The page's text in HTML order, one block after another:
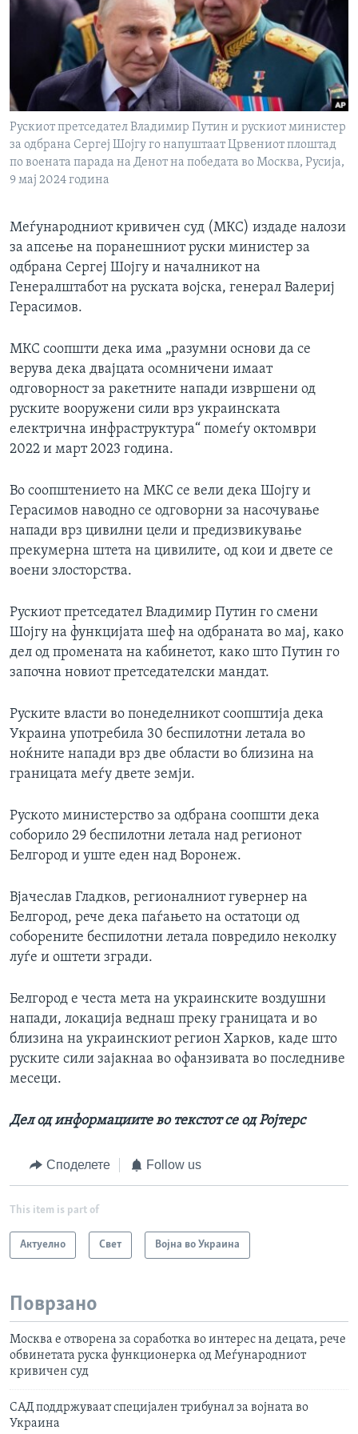
ИНТЕРВЈУА
Јазици
Рускиот претседател Владимир Путин и рускиот министер
за одбрана Сергеј Шојгу го напуштаат Црвениот плоштад
по воената парада на Денот на победата во Москва, Русија,
9 мај 2024 година
Меѓународниот кривичен суд (МКС) издаде налози
за апсење на поранешниот руски министер за
одбрана Сергеј Шојгу и началникот на
Генералштабот на руската војска, генерал Валериј
Герасимов.
МКС соопшти дека има „разумни основи да се
верува дека двајцата осомничени имаат
одговорност за ракетните напади извршени од
руските вооружени сили врз украинската
електрична инфраструктура“ помеѓу октомври
2022 и март 2023 година.
Во соопштението на МКС се вели дека Шојгу и
Герасимов наводно се одговорни за насочување
напади врз цивилни цели и предизвикување
прекумерна штета на цивилите, од кои и двете се
воени злосторства.
Рускиот претседател Владимир Путин го смени
Шојгу на функцијата шеф на одбраната во мај, како
дел од промената на кабинетот, како што Путин го
започна новиот претседателски мандат.
Руските власти во понеделникот соопштија дека
Украина употребила 30 беспилотни летала во
ноќните напади врз две области во близина на
границата меѓу двете земји.
Руското министерство за одбрана соопшти дека
соборило 29 беспилотни летала над регионот
Белгород и уште еден над Воронеж.
Вјачеслав Гладков, регионалниот гувернер на
Белгород, рече дека паѓањето на остатоци од
соборените беспилотни летала повредило неколку
луѓе и оштети згради.
Белгород е честа мета на украинските воздушни
напади, локација веднаш преку границата и во
близина на украинскиот регион Харков, каде што
руските сили зајакнаа во офанзивата во последниве
месеци.
Дел од информациите во текстот се од Ројтерс
Споделете Follow us
This item is part of
Актуелно Свет Војна во Украина
Поврзано
Москва е отворена за соработка во интерес на децата, рече
обвинетата руска функционерка од Меѓународниот
кривичен суд
САД поддржуваат специјален трибунал за војната во
Украина